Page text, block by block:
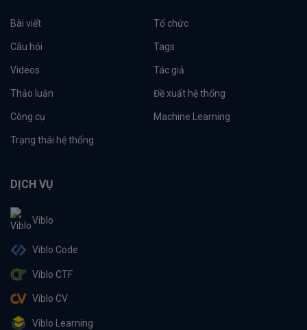
Bài viết Tổ chức
Câu hỏi Tags
Videos Tác giả
Thảo luận Đề xuất hệ thống
Công cụ Machine Learning
Trạng thái hệ thống
DỊCH VỤ
Viblo
Viblo Code
Viblo CTF
Viblo CV
Viblo Learning